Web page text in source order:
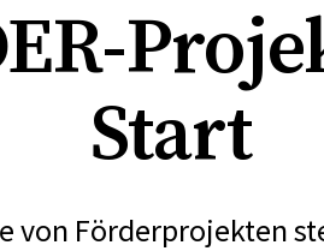
Start
von Förderprojekten